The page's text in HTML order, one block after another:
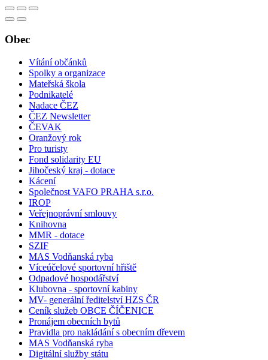
Obec
Vítání občánků
Spolky a organizace
Mateřská škola
Podnikatelé
Nadace ČEZ
ČEZ Newsletter
ČEVAK
Oranžový rok
Pro turisty
Fond solidarity EU
Jihočeský kraj - dotace
Kácení
Společnost VAFO PRAHA s.r.o.
IROP
Veřejnoprávní smlouvy
Knihovna
MMR - dotace
SZIF
MAS Vodňanská ryba
Víceúčelové sportovní hřiště
Odpadové hospodářství
Klubovna - sportovní kabiny
MV- generální ředitelství HZS ČR
Ceník služeb OBCE ČÍČENICE
Pronájem obecních bytů
Pravidla pro nakládání s obecním dřevem
MAS Vodňanská ryba
Digitální služby státu